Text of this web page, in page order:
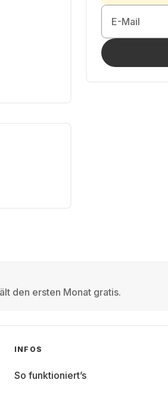
E-Mail
den ersten Monat gratis.
INFOS
So funktioniert’s